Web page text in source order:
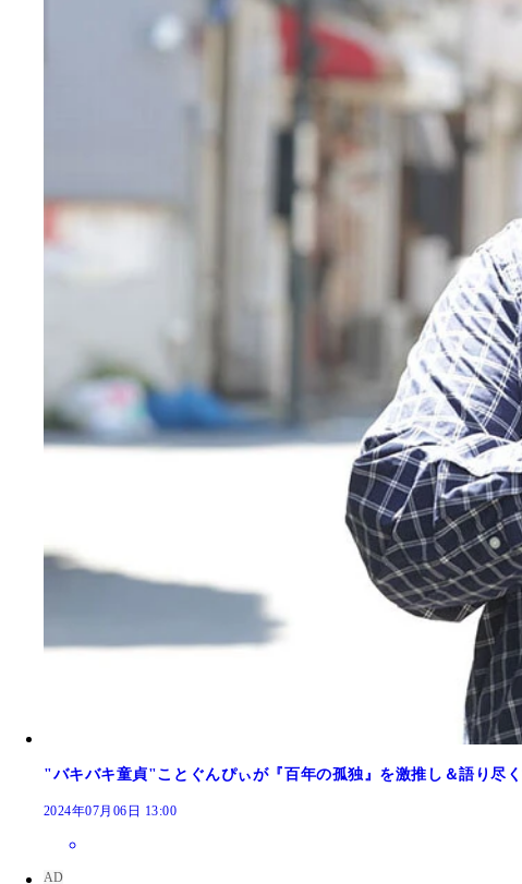
（左から）上田ピーター氏、春とヒコーキ・ぐんぴぃ
童貞の研究のため、21年当時ぐんぴぃ氏が芸人仲間
厚い 写真提供／上田ピーター
滞在終盤にはすっかり環境になじんでいた様子がうか
「ピーターはね、本当は孤独でおかしくなった僕がシ
そんな彼を見るピーター博士（右）の目には、温かな
"バキバキ童貞"ことぐんぴぃが『百年の孤独』を激推し＆語り尽く
2024年07月06日 13:00